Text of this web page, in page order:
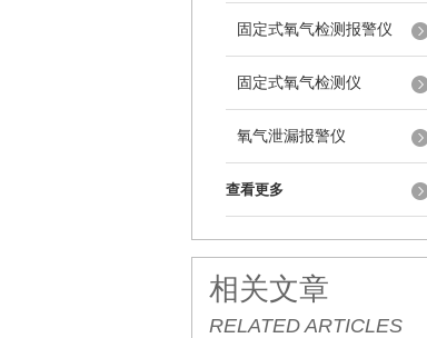
固定式氧气检测报警仪
固定式氧气检测仪
氧气泄漏报警仪
查看更多
相关文章
RELATED ARTICLES